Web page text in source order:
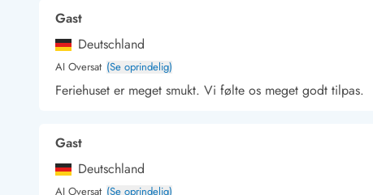
Vandring langs Vestkysten
Vandski for hele familien
Sejlads langs Vestkysten
Kulturaktiviteter
Historiske museer
Kulinariske oplevelser
Sandskulpturfestival
Hold jul i sommerhuset
Gast
Deutschland
AI Oversat (Se oprindelig)
Feriehuset er meget smukt. Vi følte os meget godt tilpas.
Gast
Deutschland
AI Oversat (Se oprindelig)